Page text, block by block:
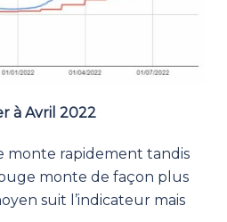
à Avril 2022
monte rapidement tandis
monte de façon plus
suit l’indicateur mais